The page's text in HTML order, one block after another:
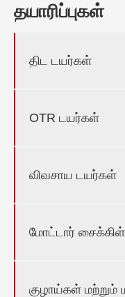
தயாரிப்புகள்
திட டயர்கள்
OTR டயர்கள்
விவசாய டயர்கள்
மோட்டார்
குழாய்கள் மற்றும்